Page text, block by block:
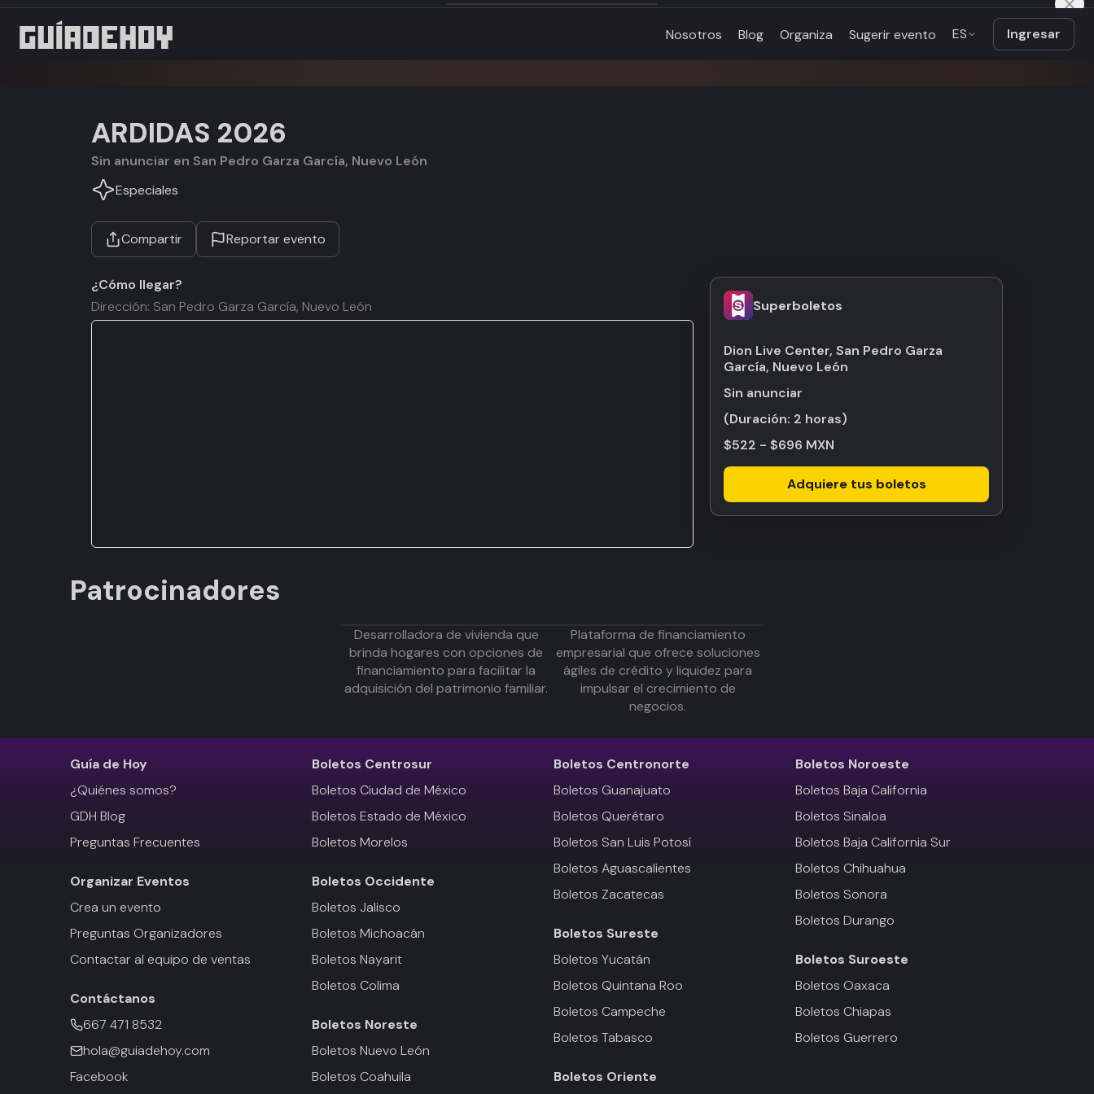
Nosotros Blog Organiza Sugerir evento ES Ingresar
ARDIDAS 2026
Sin anunciar en San Pedro Garza García, Nuevo León
Especiales
Compartir Reportar evento
Superboletos
Dion Live Center, San Pedro Garza
García, Nuevo León
Sin anunciar
(Duración: 2 horas)
$522 - $696 MXN
Adquiere tus boletos
¿Cómo llegar?
Dirección: San Pedro Garza García, Nuevo León
Patrocinadores
Desarrolladora de vivienda que
brinda hogares con opciones de
financiamiento para facilitar la
adquisición del patrimonio familiar.
Plataforma de financiamiento
empresarial que ofrece soluciones
ágiles de crédito y liquidez para
impulsar el crecimiento de
negocios.
Guía de Hoy
¿Quiénes somos?
GDH Blog
Preguntas Frecuentes
Organizar Eventos
Crea un evento
Preguntas Organizadores
Contactar al equipo de ventas
Contáctanos
667 471 8532
hola@guiadehoy.com
Facebook
Boletos Centrosur
Boletos Ciudad de México
Boletos Estado de México
Boletos Morelos
Boletos Occidente
Boletos Jalisco
Boletos Michoacán
Boletos Nayarit
Boletos Colima
Boletos Noreste
Boletos Nuevo León
Boletos Coahuila
Boletos Centronorte
Boletos Guanajuato
Boletos Querétaro
Boletos San Luis Potosí
Boletos Aguascalientes
Boletos Zacatecas
Boletos Sureste
Boletos Yucatán
Boletos Quintana Roo
Boletos Campeche
Boletos Tabasco
Boletos Oriente
Boletos Noroeste
Boletos Baja California
Boletos Sinaloa
Boletos Baja California Sur
Boletos Chihuahua
Boletos Sonora
Boletos Durango
Boletos Suroeste
Boletos Oaxaca
Boletos Chiapas
Boletos Guerrero